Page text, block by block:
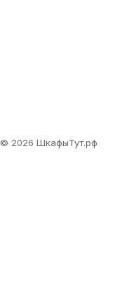
© 2026 ШкафыТут.рф